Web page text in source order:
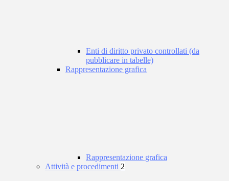
Enti di diritto privato controllati (da
pubblicare in tabelle)
Rappresentazione grafica
Rappresentazione grafica
Attività e procedimenti 2